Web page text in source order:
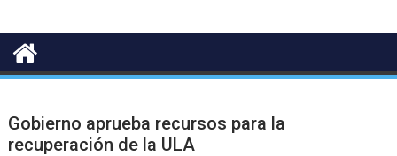
Gobierno aprueba recursos para la
recuperación de la ULA